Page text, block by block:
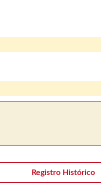
Registro Histórico